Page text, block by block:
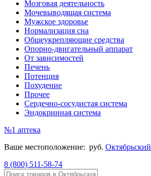
Мозговая деятельность
Мочевыводящая система
Мужское здоровье
Нормализация сна
Общеукрепляющие средства
Опорно-двигательный аппарат
От зависимостей
Печень
Потенция
Похудение
Прочее
Сердечно-сосудистая система
Эндокринная система
№1 аптека
Ваше местоположение: руб. Октябрьский
8 (800) 511-58-74